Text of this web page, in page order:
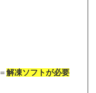
＝解凍ソフトが必要